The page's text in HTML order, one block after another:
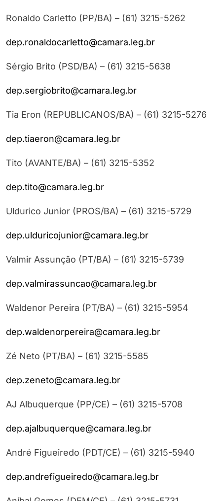
Ronaldo Carletto (PP/BA) – (61) 3215-5262
dep.ronaldocarletto@camara.leg.br
Sérgio Brito (PSD/BA) – (61) 3215-5638
dep.sergiobrito@camara.leg.br
Tia Eron (REPUBLICANOS/BA) – (61) 3215-5276
dep.tiaeron@camara.leg.br
Tito (AVANTE/BA) – (61) 3215-5352
dep.tito@camara.leg.br
Uldurico Junior (PROS/BA) – (61) 3215-5729
dep.ulduricojunior@camara.leg.br
Valmir Assunção (PT/BA) – (61) 3215-5739
dep.valmirassuncao@camara.leg.br
Waldenor Pereira (PT/BA) – (61) 3215-5954
dep.waldenorpereira@camara.leg.br
Zé Neto (PT/BA) – (61) 3215-5585
dep.zeneto@camara.leg.br
AJ Albuquerque (PP/CE) – (61) 3215-5708
dep.ajalbuquerque@camara.leg.br
André Figueiredo (PDT/CE) – (61) 3215-5940
dep.andrefigueiredo@camara.leg.br